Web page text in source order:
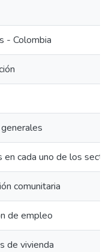
- Colombia
en cada uno de los
comunitaria
de empleo
de vivienda